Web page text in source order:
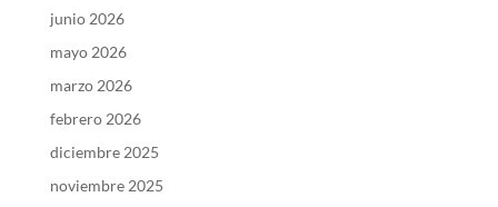
junio 2026
mayo 2026
marzo 2026
febrero 2026
diciembre 2025
noviembre 2025